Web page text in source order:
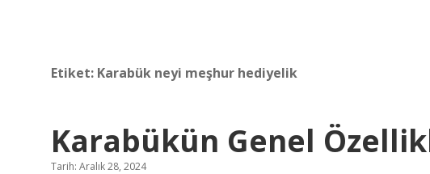
Etiket: Karabük neyi meşhur hediyelik
Karabükün Genel
Tarih: Aralık 28, 2024